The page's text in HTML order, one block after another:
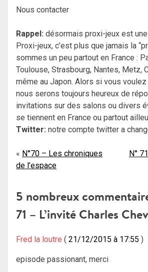
Nous contacter
Rappel: désormais proxi-jeux est
Proxi-jeux, c’est plus que jamais la
sommes un peu partout en France :
Toulouse, Strasbourg, Nantes, Metz,
même au Japon. Alors si vous voulez
nous serons toujours heureux de
invitations sur des salons ou divers
se tiennent en France ou partout
Twitter: notre compte twitter a
Navigation
de
l’article
N°70 – Les chroniques
de l’espace
N°
5 nombreux
71 – L’invité Charles
Fred la loutre 21/12/2015 à 17:55
episode passionant, merci